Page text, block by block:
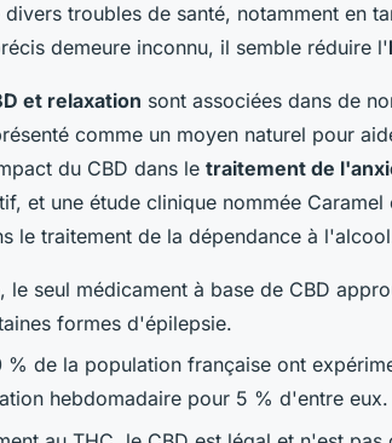
troubles de santé, notamment en
demeure inconnu, il semble réduire l'
et relaxation sont associées dans de
comme un moyen naturel pour
du CBD dans le traitement de
et une étude clinique nommée
le traitement de la dépendance à
le seul médicament à base de CBD
formes d'épilepsie.
% de la population française ont
hebdomadaire pour 5 % d'entre eux.